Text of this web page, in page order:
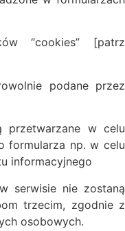
“cookies” [patrz
podane przez
przetwarzane w celu
formularza np. w celu
informacyjnego
serwisie nie zostaną
trzecim, zgodnie z
osobowych.